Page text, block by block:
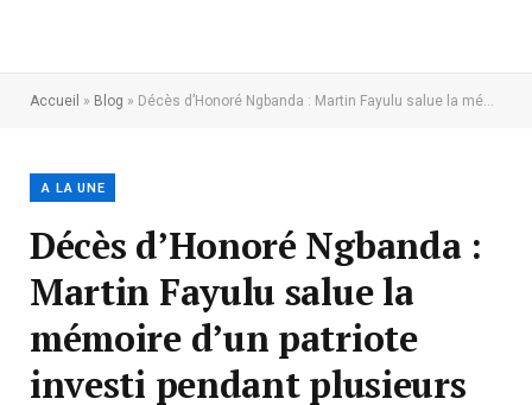
Accueil » Blog » Décès d’Honoré Ngbanda : Martin Fayulu salue la mémoire d’un patriote investi pendant plusieurs années dans l’éveil de conscience de notre peuple et la lutte pour la libération de la RDC
A LA UNE
Décès d’Honoré Ngbanda :
Martin Fayulu salue la
mémoire d’un patriote
investi pendant plusieurs